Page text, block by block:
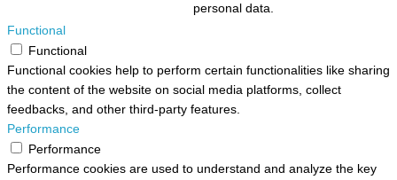
personal data.
Functional
Functional
Functional cookies help to perform certain functionalities like sharing
the content of the website on social media platforms, collect
feedbacks, and other third-party features.
Performance
Performance
Performance cookies are used to understand and analyze the key